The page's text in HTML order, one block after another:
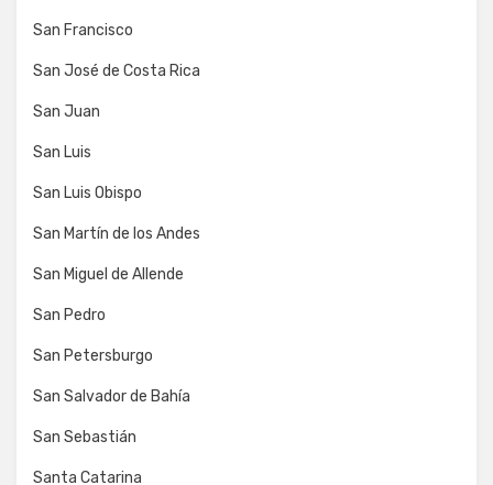
San Francisco
San José de Costa Rica
San Juan
San Luis
San Luis Obispo
San Martín de los Andes
San Miguel de Allende
San Pedro
San Petersburgo
San Salvador de Bahía
San Sebastián
Santa Catarina